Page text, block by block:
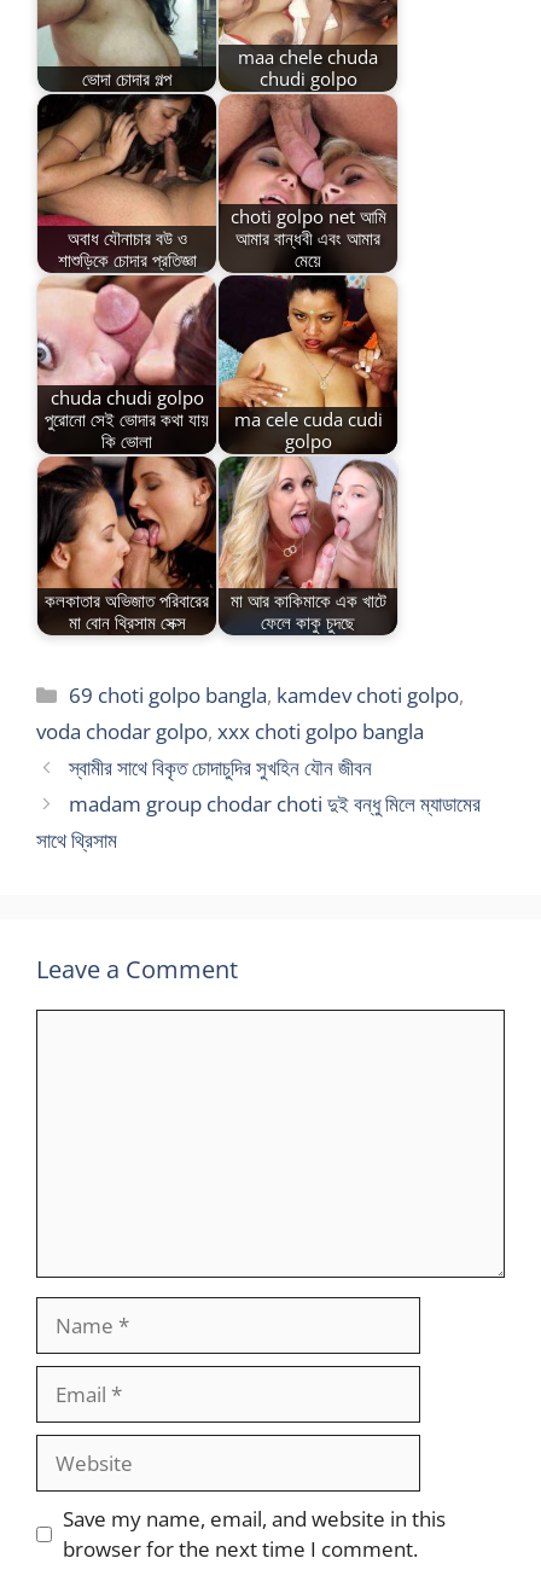
ভোদা চোদার গল্প
maa chele chuda
chudi golpo
অবাধ যৌনাচার বউ ও
শাশুড়িকে চোদার প্রতিজ্ঞা
choti golpo net আমি
আমার বান্ধবী এবং আমার
মেয়ে
chuda chudi golpo
পুরোনো সেই ভোদার কথা যায়
কি ভোলা
ma cele cuda cudi
golpo
কলকাতার অভিজাত পরিবারের
মা বোন থ্রিসাম সেক্স
মা আর কাকিমাকে এক খাটে
ফেলে কাকু চুদছে
Categories
69 choti golpo bangla, kamdev choti golpo,
voda chodar golpo, xxx choti golpo bangla
স্বামীর সাথে বিকৃত চোদাচুদির সুখহিন যৌন জীবন
madam group chodar choti দুই বন্ধু মিলে ম্যাডামের
সাথে থ্রিসাম
Leave a Comment
Website
Save my name, email, and website in this
browser for the next time I comment.